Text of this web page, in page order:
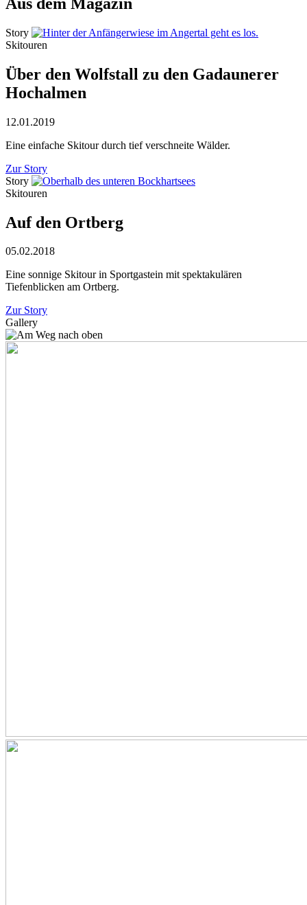
Story
Skitouren
Über den Wolfstall zu den Gadaunerer
Hochalmen
12.01.2019
Eine einfache Skitour durch tief verschneite Wälder.
Zur Story
Story
Skitouren
Auf den Ortberg
05.02.2018
Eine sonnige Skitour in Sportgastein mit spektakulären
Tiefenblicken am Ortberg.
Zur Story
Gallery